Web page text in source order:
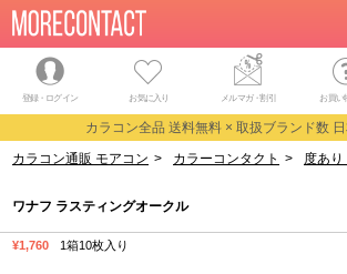
登録・ログイン お気に入り メルマガ・割引 お買い
カラコン全品 送料無料 × 取扱ブランド数
カラコン通販 モアコン > カラーコンタクト > 度あり
ワナフ ラスティングオークル
¥1,760 1箱10枚入り